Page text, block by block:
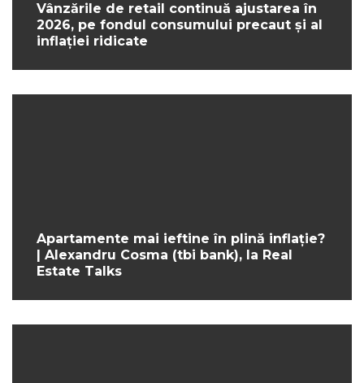
Vânzările de retail continuă ajustarea în
2026, pe fondul consumului precaut și al
inflației ridicate
Apartamente mai ieftine în plină inflație?
| Alexandru Cosma (tbi bank), la Real
Estate Talks